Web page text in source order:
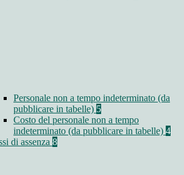
Personale non a tempo indeterminato (da
pubblicare in tabelle) 5
Costo del personale non a tempo
indeterminato (da pubblicare in tabelle) 4
di assenza 8